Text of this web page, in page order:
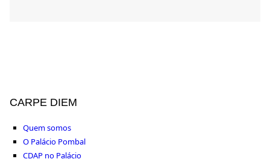
CARPE DIEM
Quem somos
O Palácio Pombal
CDAP no Palácio